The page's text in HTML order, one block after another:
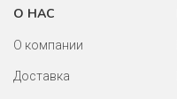
О НАС
О компании
Доставка